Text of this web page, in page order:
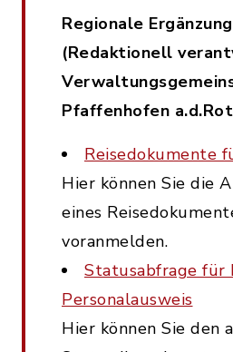
Regionale Ergänzung
(Redaktionell
Pfaffenhofen
Reisedokumente
Hier können Sie die
eines
voranmelden.
Statusabfrage für
Personalausweis
Hier können Sie den